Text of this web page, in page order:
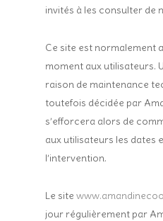
invités à les consulter de
Ce site est normalement
moment aux utilisateurs.
raison de maintenance
toutefois décidée par
s’efforcera alors de
aux utilisateurs les dates
l’intervention.
Le site
jour régulièrement par